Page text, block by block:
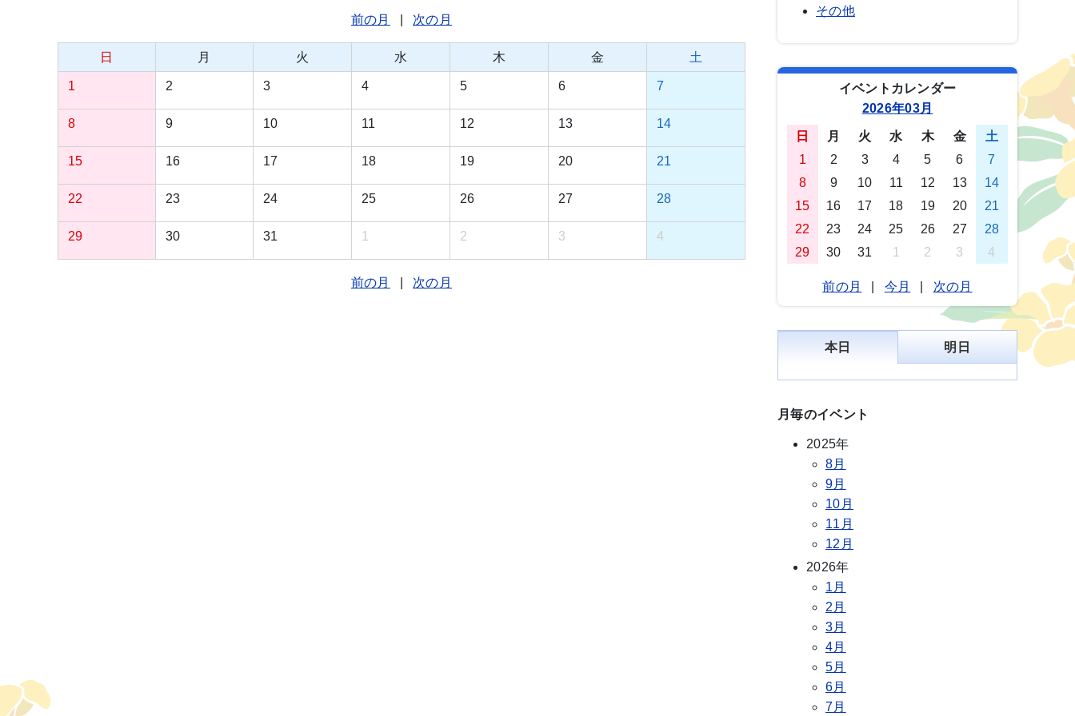
前の月 次の月
日 月 火 水 木 金 土
1 2 3 4 5 6 7
8 9 10 11 12 13 14
15 16 17 18 19 20 21
22 23 24 25 26 27 28
29 30 31 1 2 3 4
前の月 次の月
その他
イベントカレンダー
2026年03月
日 月 火 水 木 金
土
1
2 3 4 5 6
7
8
9 10 11 12 13
14
15
16 17 18 19 20
21
22
23 24 25 26 27
28
29
30 31 1 2 3 4
前の月 今月 次の月
本日 明日
月毎のイベント
2025年
8月
9月
10月
11月
12月
2026年
1月
2月
3月
4月
5月
6月
7月